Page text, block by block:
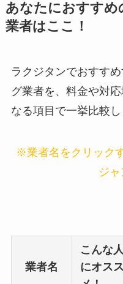
あなたにおすす
業者はここ！
ラクジタンでおすす
グ業者を、料金や対
なる項目で一挙比較し
※業者名をクリック
ジ
業者名
こんな人
にオスス